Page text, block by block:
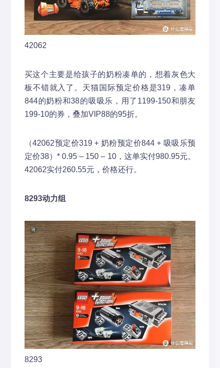
42062
买这个主要是给孩子的奶粉凑单的，想着灰色大
板不错就入了。天猫国际预定价格是319，凑单
844的奶粉和38的吸吸乐，用了1199-150和朋友
199-10的券，叠加VIP88的95折。
（42062预定价319 + 奶粉预定价844 + 吸吸乐预
定价38）* 0.95 – 150 – 10，这单实付980.95元。
42062实付260.55元，价格还行。
8293动力组
8293